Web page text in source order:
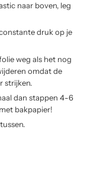
naar boven, leg
druk op je
weg als het nog
omdat de
strijken.
dan stappen 4-6
bakpapier!